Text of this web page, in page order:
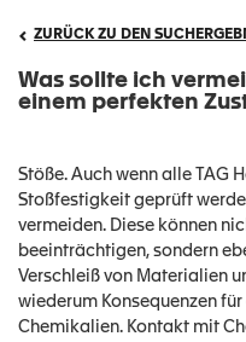
ZURÜCK ZU DEN
Was sollte ich
einem perfekten
Stöße. Auch wenn alle TAG
Stoßfestigkeit geprüft
vermeiden. Diese können
beeinträchtigen, sondern
Verschleiß von Materialien
wiederum Konsequenzen
Chemikalien. Kontakt mit